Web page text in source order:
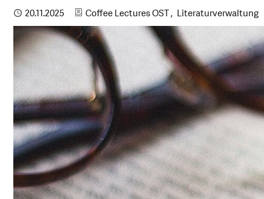
Publiziert
20.11.2025 Kategorien
Coffee Lectures OST Literaturverwaltung